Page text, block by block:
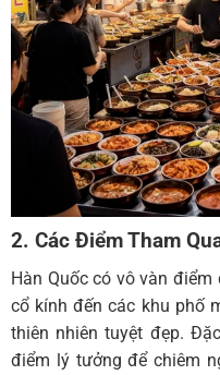
2. Các Điểm Tham
Hàn Quốc có vô vàn
cổ kính đến các khu phố
thiên nhiên tuyệt đẹp.
điểm lý tưởng để chiêm